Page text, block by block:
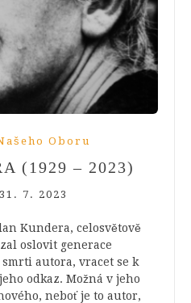
Oboru
(1929 – 2023)
31. 7. 2023
Kundera, celosvětově
oslovit generace
autora, vracet se k
odkaz. Možná v jeho
neboť je to autor,